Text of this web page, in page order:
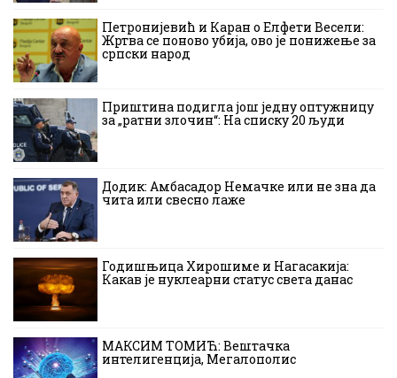
Петронијевић и Каран о Елфети Весели:
Жртва се поново убија, ово је понижење за
српски народ
Приштина подигла још једну оптужницу
за „ратни злочин“: На списку 20 људи
Додик: Амбасадор Немачке или не зна да
чита или свесно лаже
Годишњица Хирошиме и Нагасакија:
Какав је нуклеарни статус света данас
МАКСИМ ТОМИЋ: Вештачка
интелигенција, Мегалополис